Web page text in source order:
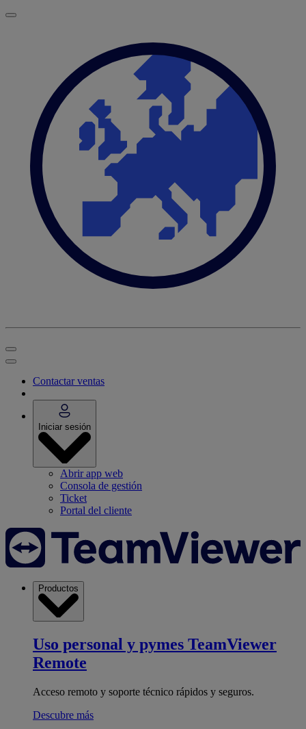
Contactar ventas
Iniciar sesión
Abrir app web
Consola de gestión
Ticket
Portal del cliente
Productos
Uso personal y pymes TeamViewer
Remote
Acceso remoto y soporte técnico rápidos y seguros.
Descubre más